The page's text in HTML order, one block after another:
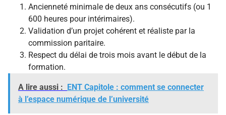
Ancienneté minimale de deux ans consécutifs (ou 1
600 heures pour intérimaires).
Validation d’un projet cohérent et réaliste par la
commission paritaire.
Respect du délai de trois mois avant le début de la
formation.
A lire aussi : ENT Capitole : comment se connecter
à l’espace numérique de l’université